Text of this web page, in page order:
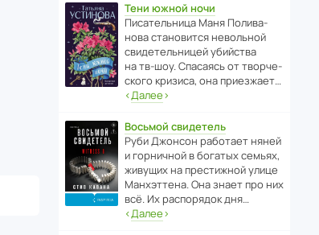
Тени южной ночи
Писа­тель­ница Маня Поли­ва­
нова стано­вится невольной
свиде­тель­ницей убийства
на тв-шоу. Спасаясь от твор­че­
с­кого кризиса, она приезжает…
‹Далее›
Восьмой свидетель
Руби Джонсон рабо­тает няней
и горни­чной в богатых семьях,
живущих на прес­ти­жной улице
Манх­эт­тена. Она знает про них
всё. Их распо­рядок дня…
‹Далее›